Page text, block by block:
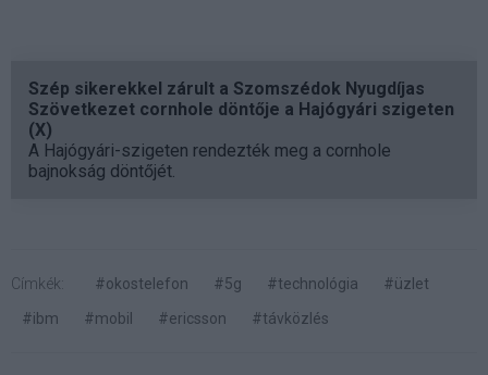
Szép sikerekkel zárult a Szomszédok Nyugdíjas
Szövetkezet cornhole döntője a Hajógyári szigeten
(X)
A Hajógyári-szigeten rendezték meg a cornhole
bajnokság döntőjét.
Címkék: #okostelefon #5g #technológia
#üzlet
#ibm
#mobil #ericsson #távközlés